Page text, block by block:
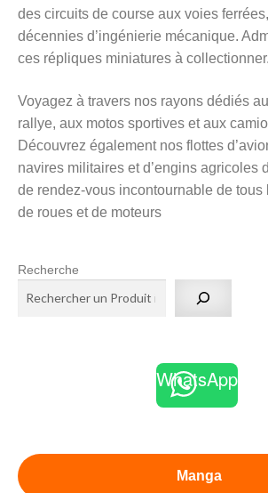
des circuits de course aux voies
décennies d’ingénierie mécanique.
ces répliques miniatures à collectionner.
Voyagez à travers nos rayons dédiés
rallye, aux motos sportives et aux
Découvrez également nos flottes
navires militaires et d’engins agricoles
de rendez-vous incontournable de tous
de roues et de moteurs
Recherche
WhatsApp
Manga